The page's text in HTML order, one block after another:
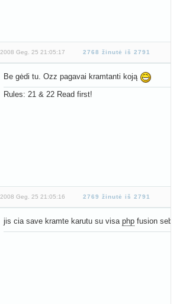
2008 Geg. 25 21:05:17 2768 žinutė iš 2791
Be gėdi tu. Ozz pagavai kramtanti koją
Rules: 21 & 22 Read first!
2008 Geg. 25 21:05:16 2769 žinutė iš 2791
jis cia save kramte karutu su visa phpfusion